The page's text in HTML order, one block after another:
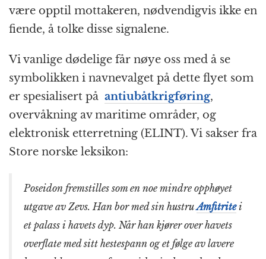
være opptil mottakeren, nødvendigvis ikke en
fiende, å tolke disse signalene.
Vi vanlige dødelige får nøye oss med å se
symbolikken i navnevalget på dette flyet som
er spesialisert på antiubåtkrigføring,
overvåkning av maritime områder, og
elektronisk etterretning (ELINT). Vi sakser fra
Store norske leksikon:
Poseidon fremstilles som en noe mindre opphøyet
utgave av Zevs. Han bor med sin hustruAmfitritei
et palass i havets dyp. Når han kjører over havets
overflate med sitt hestespann og et følge av lavere